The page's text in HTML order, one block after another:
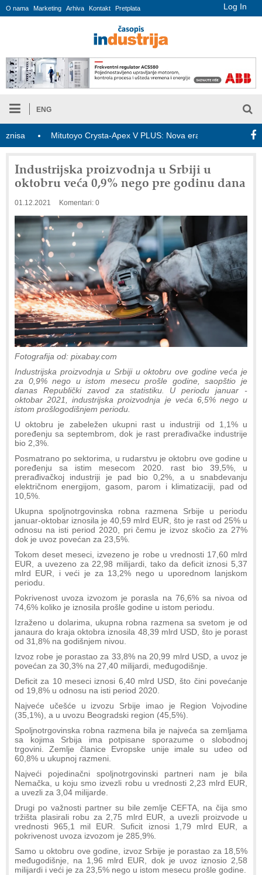
Log In
O nama Marketing Arhiva Kontakt Pretplata
ENG
Mitutoyo Crysta-Apex V PLUS: Nova era CNC merenja
Industrijska proizvodnja u Srbiji u
oktobru veća 0,9% nego pre godinu dana
01.12.2021 Komentari: 0
Fotografija od: pixabay.com
Industrijska proizvodnja u Srbiji u oktobru ove godine veća je
za 0,9% nego u istom mesecu prošle godine, saopštio je
danas Republički zavod za statistiku. U periodu januar -
oktobar 2021, industrijska proizvodnja je veća 6,5% nego u
istom prošlogodišnjem periodu.
U oktobru je zabeležen ukupni rast u industriji od 1,1% u
poređenju sa septembrom, dok je rast prerađivačke industrije
bio 2,3%.
Posmatrano po sektorima, u rudarstvu je oktobru ove godine u
poređenju sa istim mesecom 2020. rast bio 39,5%, u
prerađivačkoj industriji je pad bio 0,2%, a u snabdevanju
električnom energijom, gasom, parom i klimatizaciji, pad od
10,5%.
Ukupna spoljnotrgovinska robna razmena Srbije u periodu
januar-oktobar iznosila je 40,59 mlrd EUR, što je rast od 25% u
odnosu na isti period 2020, pri čemu je izvoz skočio za 27%
dok je uvoz povećan za 23,5%.
Tokom deset meseci, izvezeno je robe u vrednosti 17,60 mlrd
EUR, a uvezeno za 22,98 milijardi, tako da deficit iznosi 5,37
mlrd EUR, i veći je za 13,2% nego u uporednom lanjskom
periodu.
Pokrivenost uvoza izvozom je porasla na 76,6% sa nivoa od
74,6% koliko je iznosila prošle godine u istom periodu.
Izraženo u dolarima, ukupna robna razmena sa svetom je od
janaura do kraja oktobra iznosila 48,39 mlrd USD, što je porast
od 31,8% na godišnjem nivou.
Izvoz robe je porastao za 33,8% na 20,99 mlrd USD, a uvoz je
povećan za 30,3% na 27,40 milijardi, međugodišnje.
Deficit za 10 meseci iznosi 6,40 mlrd USD, što čini povećanje
od 19,8% u odnosu na isti period 2020.
Najveće učešće u izvozu Srbije imao je Region Vojvodine
(35,1%), a u uvozu Beogradski region (45,5%).
Spoljnotrgovinska robna razmena bila je najveća sa zemljama
sa kojima Srbija ima potpisane sporazume o slobodnoj
trgovini. Zemlje članice Evropske unije imale su udeo od
60,8% u ukupnoj razmeni.
Najveći pojedinačni spoljnotrgovinski partneri nam je bila
Nemačka, u koju smo izvezli robu u vrednosti 2,23 mlrd EUR,
a uvezli za 3,04 milijarde.
Drugi po važnosti partner su bile zemlje CEFTA, na čija smo
tržišta plasirali robu za 2,75 mlrd EUR, a uvezli proizvode u
vrednosti 965,1 mil EUR. Suficit iznosi 1,79 mlrd EUR, a
pokrivenost uvoza izvozom je 285,9%.
Samo u oktobru ove godine, izvoz Srbije je porastao za 18,5%
međugodišnje, na 1,96 mlrd EUR, dok je uvoz iznosio 2,58
milijardi i veći je za 23,5% nego u istom mesecu prošle godine.